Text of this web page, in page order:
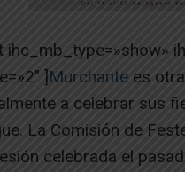
] Murchantees otra
a celebrar sus
La Comisión de
celebrada el